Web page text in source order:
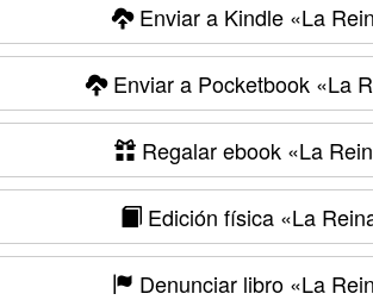
Enviar a Kindle«La
Enviar a Pocketbook«La
Regalar ebook«La
Edición física «La
Denunciar libro«La